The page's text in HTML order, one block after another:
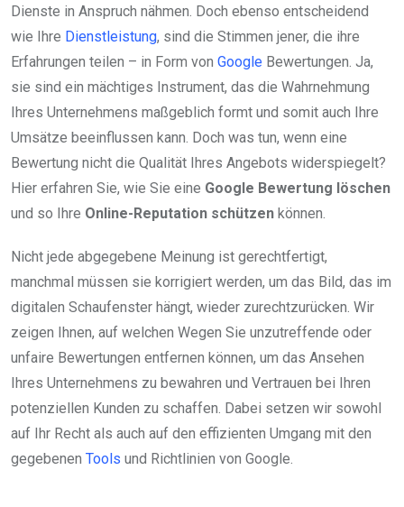
Dienste in Anspruch nähmen. Doch ebenso entscheidend
wie Ihre Dienstleistung, sind die Stimmen jener, die ihre
Erfahrungen teilen – in Form von Google Bewertungen. Ja,
sie sind ein mächtiges Instrument, das die Wahrnehmung
Ihres Unternehmens maßgeblich formt und somit auch Ihre
Umsätze beeinflussen kann. Doch was tun, wenn eine
Bewertung nicht die Qualität Ihres Angebots widerspiegelt?
Hier erfahren Sie, wie Sie eine Google Bewertung löschen
und so Ihre Online-Reputation schützen können.
Nicht jede abgegebene Meinung ist gerechtfertigt,
manchmal müssen sie korrigiert werden, um das Bild, das im
digitalen Schaufenster hängt, wieder zurechtzurücken. Wir
zeigen Ihnen, auf welchen Wegen Sie unzutreffende oder
unfaire Bewertungen entfernen können, um das Ansehen
Ihres Unternehmens zu bewahren und Vertrauen bei Ihren
potenziellen Kunden zu schaffen. Dabei setzen wir sowohl
auf Ihr Recht als auch auf den effizienten Umgang mit den
gegebenen Tools und Richtlinien von Google.